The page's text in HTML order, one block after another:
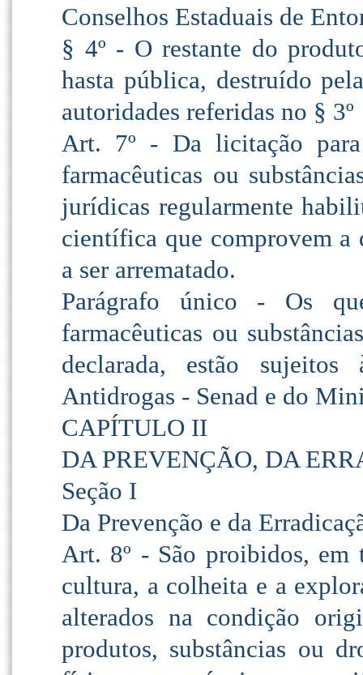
Conselhos Estaduais de
§ 4º - O restante do
hasta pública, destruído
autoridades referidas no § 3º
Art. 7º - Da licitação para
farmacêuticas ou
jurídicas regularmente
científica que comprovem a
a ser arrematado.
Parágrafo único - Os
farmacêuticas ou
declarada, estão
Antidrogas - Senad e do
CAPÍTULO II
DA PREVENÇÃO, DA
Seção I
Da Prevenção e da
Art. 8º - São proibidos,
cultura, a colheita e a
alterados na condição
produtos, substâncias ou